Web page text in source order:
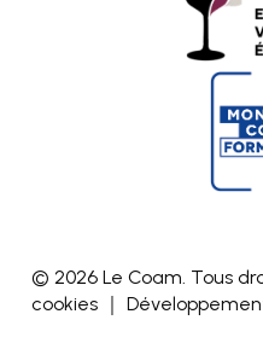
© 2026 Le Coam. Tous
cookies ｜